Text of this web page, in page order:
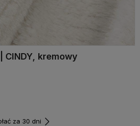
CINDY, kremowy
za 30 dni